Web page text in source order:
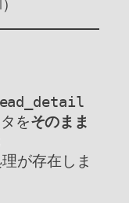
をそのまま
が存在しま